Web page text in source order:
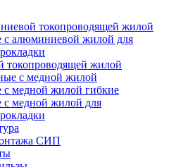
токопроводящей жилой
с алюминиевой жилой для
токопроводящей жилой
с медной жилой
с медной жилой гибкие
с медной жилой для
СИП